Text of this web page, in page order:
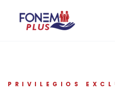
PRIVILEGIOS